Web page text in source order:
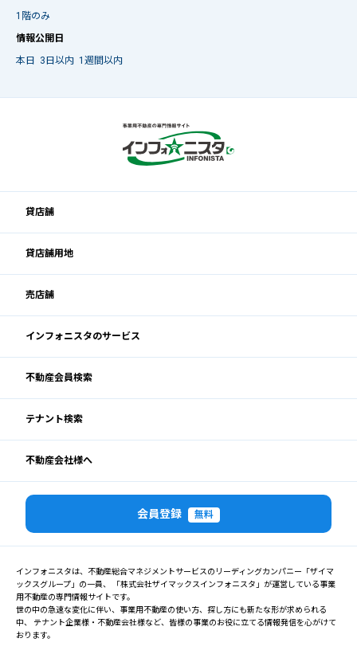
1階のみ
情報公開日
本日 3日以内 1週間以内
貸店舗
貸店舗用地
売店舗
インフォニスタのサービス
不動産会員検索
テナント検索
不動産会社様へ
会員登録 無料
インフォニスタは、不動産総合マネジメントサービスのリーディングカンパニー「ザイマ
ックスグループ」の一員、 「株式会社ザイマックスインフォニスタ」が運営している事業
用不動産の専門情報サイトです。
世の中の急速な変化に伴い、事業用不動産の使い方、探し方にも新たな形が求められる
中、 テナント企業様・不動産会社様など、皆様の事業のお役に立てる情報発信を心がけて
おります。